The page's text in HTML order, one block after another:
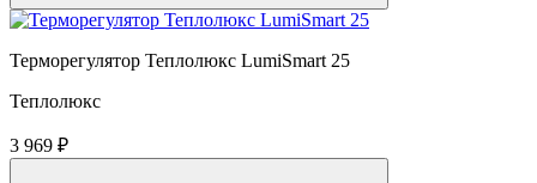
Терморегулятор Теплолюкс LumiSmart 25
Теплолюкс
3 969 ₽